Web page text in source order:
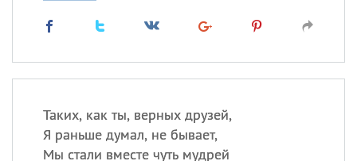
Таких, как ты, верных друзей,
Я раньше думал, не бывает,
Мы стали вместе чуть мудрей